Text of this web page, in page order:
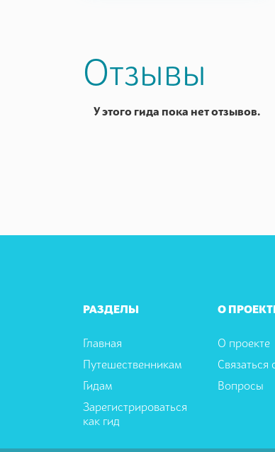
Отзывы
У этого гида пока нет отзывов.
РАЗДЕЛЫ
Главная
Путешественникам
Гидам
Зарегистрироваться
как гид
О
О проекте
Связаться
Вопросы